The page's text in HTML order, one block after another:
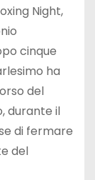
Night,
cinque
ha
del
durante il
di fermare
del